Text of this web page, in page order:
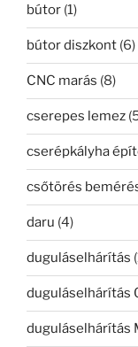
bútor (1)
bútor diszkont (6)
CNC marás (8)
cserepes lemez
cserépkályha
csőtörés
daru (4)
duguláselhárítás
duguláselhárítás
duguláselhárítás